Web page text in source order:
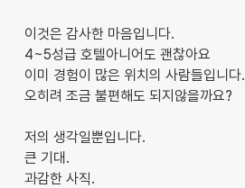
이것은 감사한 마음입니다.
4~5성급 호텔아니어도 괜찮아요
이미 경험이 많은 위치의 사람들입니다.
오히려 조금 불편해도 되지않을까요?
저의 생각일뿐입니다.
큰 기대.
과감한 사직.